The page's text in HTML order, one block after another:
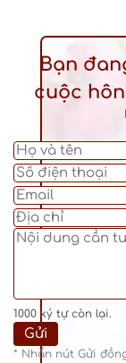
Bạn
cuộc
1000 ký tự còn lại.
* Nhấn nút Gửi